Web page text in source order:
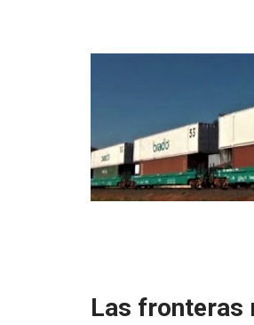
Las fronteras